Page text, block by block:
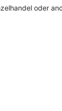
oder